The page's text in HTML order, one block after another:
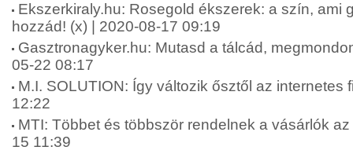
Ekszerkiraly.hu: Rosegold ékszerek: a szín, ami
hozzád! (x) | 2020-08-17 09:19
Gasztronagyker.hu: Mutasd a tálcád,
05-22 08:17
M.I. SOLUTION: Így változik ősztől az internetes
12:22
MTI: Többet és többször rendelnek a vásárlók
15 11:39